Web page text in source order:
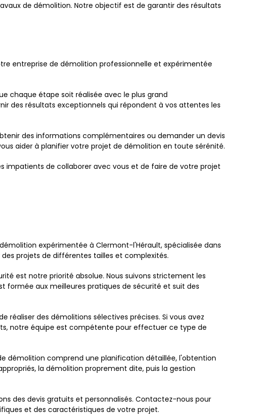
de démolition. Notre objectif est de garantir des résultats
entreprise de démolition professionnelle et expérimentée
chaque étape soit réalisée avec le plus grand
des résultats exceptionnels qui répondent à vos attentes les
des informations complémentaires ou demander un devis
aider à planifier votre projet de démolition en toute sérénité.
impatients de collaborer avec vous et de faire de votre projet
expérimentée à Clermont-l'Hérault, spécialisée dans
projets de différentes tailles et complexités.
est notre priorité absolue. Nous suivons strictement les
formée aux meilleures pratiques de sécurité et suit des
réaliser des démolitions sélectives précises. Si vous avez
notre équipe est compétente pour effectuer ce type de
démolition comprend une planification détaillée, l'obtention
la démolition proprement dite, puis la gestion
des devis gratuits et personnalisés. Contactez-nous pour
et des caractéristiques de votre projet.